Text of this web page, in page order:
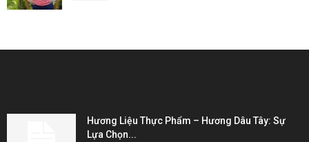
Hương Liệu Thực Phẩm – Hương Dâu Tây: Sự
Lựa Chọn...